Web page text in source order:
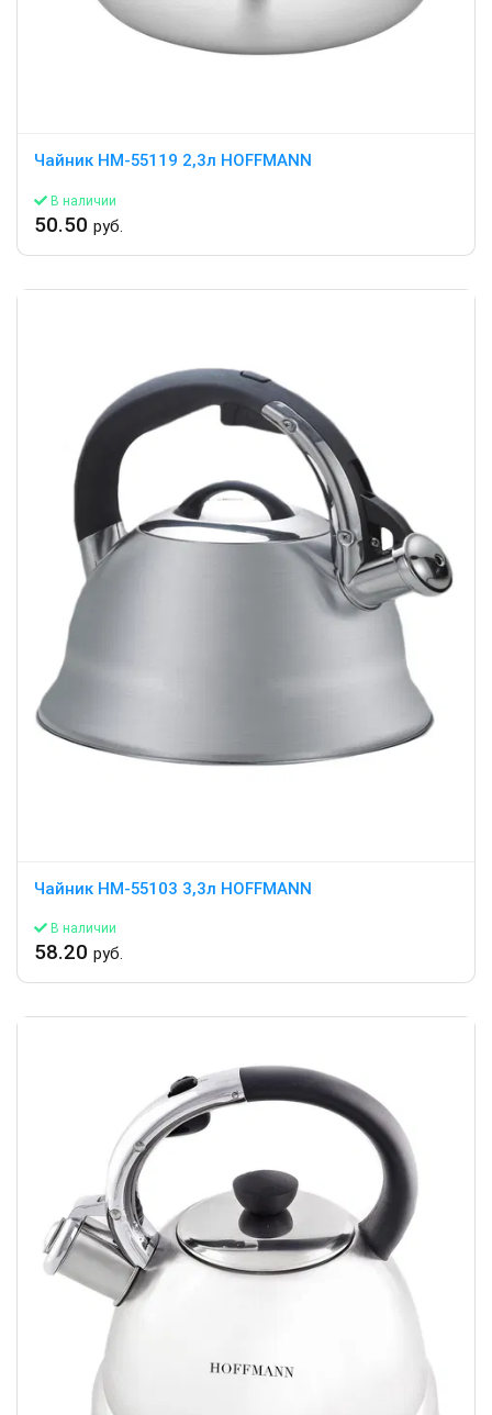
Чайник HM-55119 2,3л HOFFMANN
В наличии
50.50 руб.
Чайник HM-55103 3,3л HOFFMANN
В наличии
58.20 руб.